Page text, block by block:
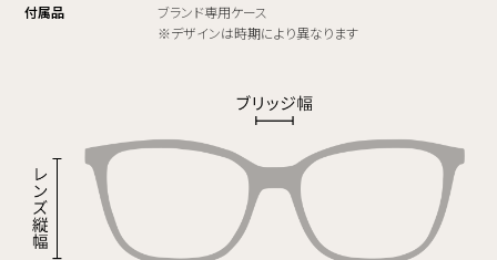
付属品
ブランド専用ケース
※デザインは時期により異なります